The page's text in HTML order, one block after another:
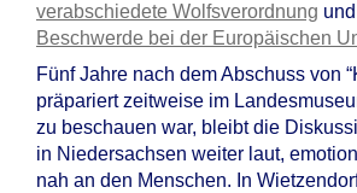
verabschiedete Wolfsverordnung
Beschwerde bei der Europäischen
Fünf Jahre nach dem Abschuss von
präpariert zeitweise im
zu beschauen war, bleibt die
in Niedersachsen weiter laut,
nah an den Menschen. In